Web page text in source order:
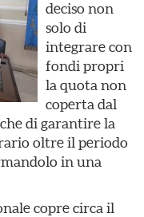
deciso non
solo di
integrare con
fondi propri
la quota non
coperta dal
di garantire la
oltre il periodo
in una
copre circa il